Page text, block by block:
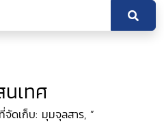
เทศ
จัดเก็บ: มุมจุลสาร, ”